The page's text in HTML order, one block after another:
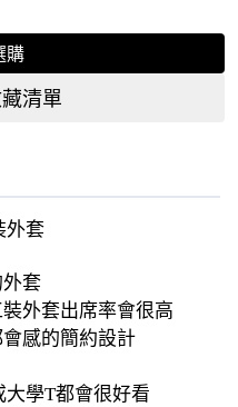
購
清單
外套
套
外套出席率會很高
感的簡約設計
學T都會很好看